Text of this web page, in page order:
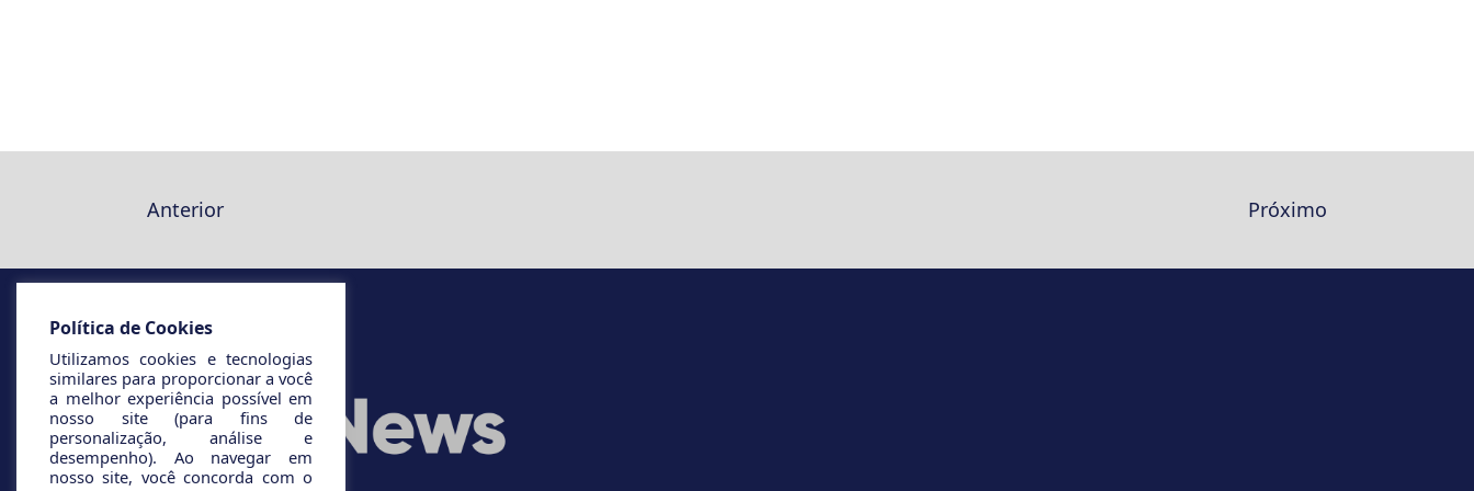
Anterior Próximo
Política de Cookies
Utilizamos cookies e tecnologias
similares para proporcionar a você
a melhor experiência possível em
nosso site (para fins de
personalização, análise e
desempenho). Ao navegar em
nosso site, você concorda com o